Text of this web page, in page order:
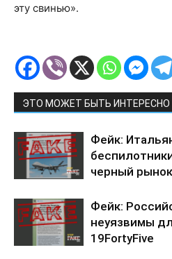
эту свинью».
ЭТО МОЖЕТ БЫТЬ ИНТЕРЕСНО
Фейк:
черный
Фейк:
неуязвимы
19FortyFive